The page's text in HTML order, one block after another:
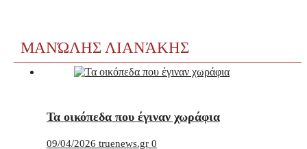
ΜΑΝΏΛΗΣ ΛΙΑΝΆΚΗΣ
Τα οικόπεδα που έγιναν χωράφια
09/04/2026 truenews.gr 0